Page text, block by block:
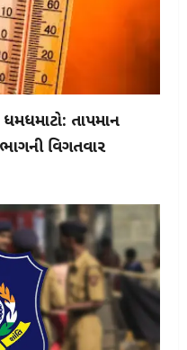
તાપમાન
વિગતવાર